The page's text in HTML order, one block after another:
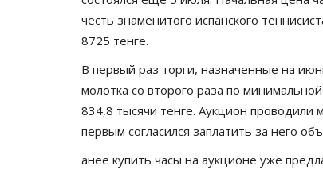
честь знаменитого испанского
8725 тенге.
В первый раз торги, назначенные на
молотка со второго раза по
834,8 тысячи тенге. Аукцион проводили
первым согласился заплатить за него
анее купить часы на аукционе уже